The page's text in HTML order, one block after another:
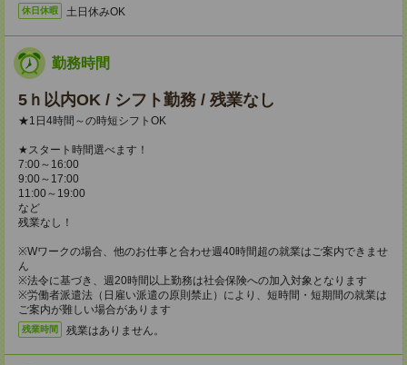
休日休暇 土日休みOK
勤務時間
5ｈ以内OK / シフト勤務 / 残業なし
★1日4時間～の時短シフトOK
★スタート時間選べます！
7:00～16:00
9:00～17:00
11:00～19:00
など
残業なし！
※Wワークの場合、他のお仕事と合わせ週40時間超の就業はご案内できませ
ん
※法令に基づき、週20時間以上勤務は社会保険への加入対象となります
※労働者派遣法（日雇い派遣の原則禁止）により、短時間・短期間の就業は
ご案内が難しい場合があります
残業時間 残業はありません。